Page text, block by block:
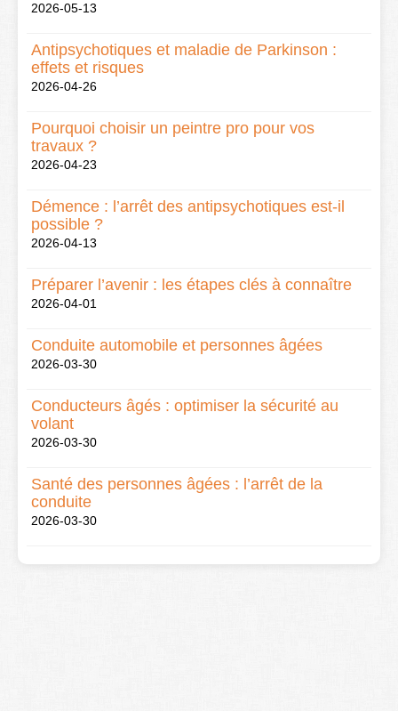
2026-05-13
Antipsychotiques et maladie de Parkinson :
effets et risques
2026-04-26
Pourquoi choisir un peintre pro pour vos
travaux ?
2026-04-23
Démence : l’arrêt des antipsychotiques est-il
possible ?
2026-04-13
Préparer l’avenir : les étapes clés à connaître
2026-04-01
Conduite automobile et personnes âgées
2026-03-30
Conducteurs âgés : optimiser la sécurité au
volant
2026-03-30
Santé des personnes âgées : l’arrêt de la
conduite
2026-03-30